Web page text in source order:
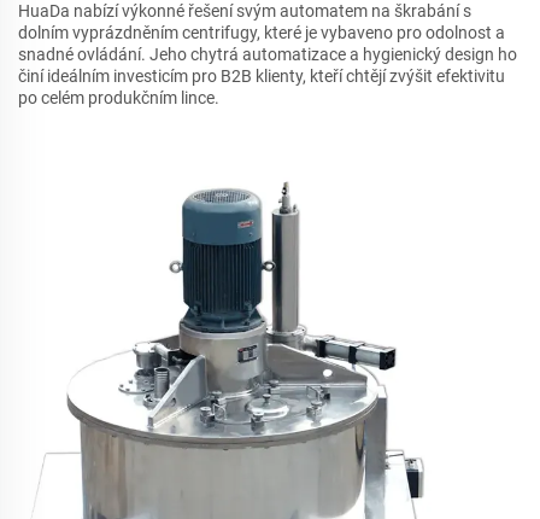
HuaDa nabízí výkonné řešení svým automatem na škrabání s
dolním vyprázdněním centrifugy, které je vybaveno pro odolnost a
snadné ovládání. Jeho chytrá automatizace a hygienický design ho
činí ideálním investicím pro B2B klienty, kteří chtějí zvýšit efektivitu
po celém produkčním lince.